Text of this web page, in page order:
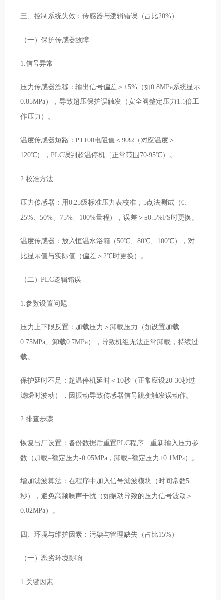
三、控制系统失效：传感器与逻辑错误（占比20%）
（一）保护传感器故障
1.信号异常
压力传感器漂移：输出信号偏差＞±5%（如0.8MPa系统显示
0.85MPa），导致超压保护误触发（安全阀整定压力1.1倍工
作压力）。
温度传感器短路：PT100电阻值＜90Ω（对应温度＞
120℃），PLC误判超温停机（正常范围70-95℃）。
2.校准方法
压力传感器：用0.25级标准压力表校准，5点法测试（0、
25%、50%、75%、100%量程），误差＞±0.5%FS时更换。
温度传感器：放入恒温水浴箱（50℃、80℃、100℃），对
比显示值与实际值（偏差＞2℃时更换）。
（二）PLC逻辑错误
1.参数设置问题
压力上下限反置：加载压力＞卸载压力（如设置加载
0.75MPa、卸载0.7MPa），导致机组无法正常卸载，持续过
载。
保护延时不足：超温停机延时＜10秒（正常应设20-30秒过
滤瞬时波动），因振动导致传感器信号跳变触发误动作。
2.排查步骤
恢复出厂设置：备份数据后重置PLC程序，重新输入压力参
数（加载=额定压力-0.05MPa，卸载=额定压力+0.1MPa）。
增加滤波算法：在程序中加入信号滤波模块（时间常数5
秒），避免高频噪声干扰（如振动导致的压力信号波动＞
0.02MPa）。
四、环境与维护因素：污染与管理缺失（占比15%）
（一）恶劣环境影响
1.关键因素